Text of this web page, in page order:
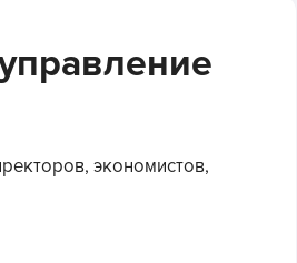
экономистов,